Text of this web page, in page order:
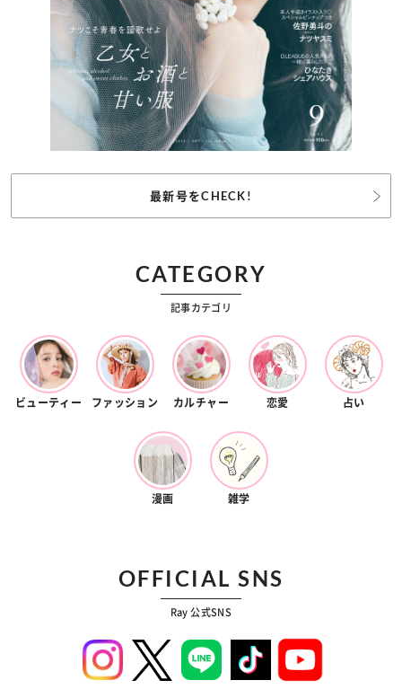
最新号をCHECK!
CATEGORY
記事カテゴリ
ビューティー ファッション カルチャー 恋愛 占い
漫画 雑学
OFFICIAL SNS
Ray 公式SNS